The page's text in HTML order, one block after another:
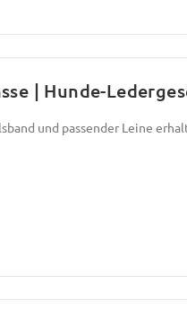
| Hunde-
und passender Leine